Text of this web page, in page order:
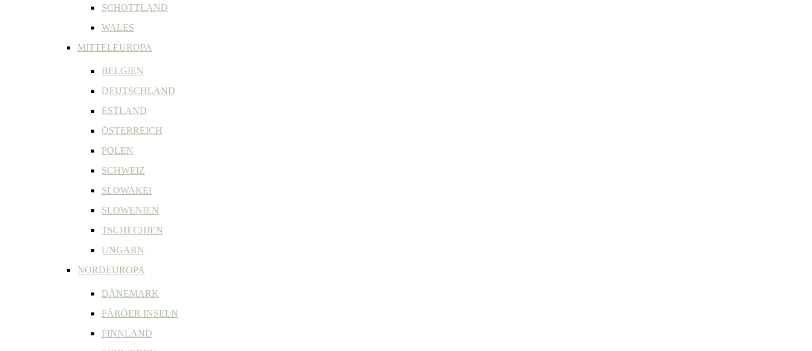
SCHOTTLAND
WALES
MITTELEUROPA
BELGIEN
DEUTSCHLAND
ESTLAND
ÖSTERREICH
POLEN
SCHWEIZ
SLOWAKEI
SLOWENIEN
TSCHECHIEN
UNGARN
NORDEUROPA
DÄNEMARK
FÄRÖER INSELN
FINNLAND